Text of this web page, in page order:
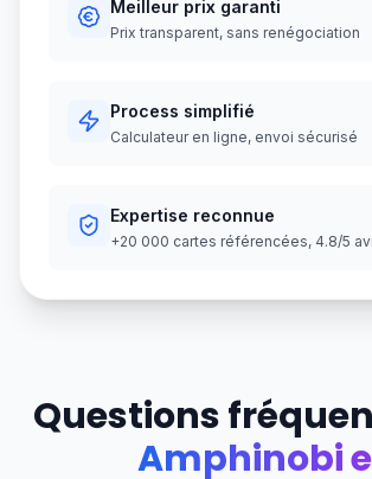
Meilleur prix garanti
Prix transparent, sans renégociation
Process simplifié
Calculateur en ligne, envoi sécurisé
Expertise reconnue
+20 000 cartes référencées, 4.8/5
Questions
Amphinobi